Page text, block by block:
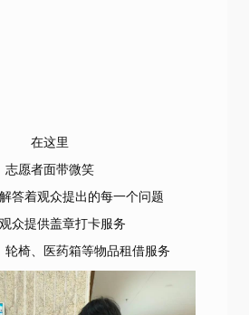
在这里
志愿者面带微笑
答着观众提出的每一个问题
众提供盖章打卡服务
轮椅、医药箱等物品租借服务